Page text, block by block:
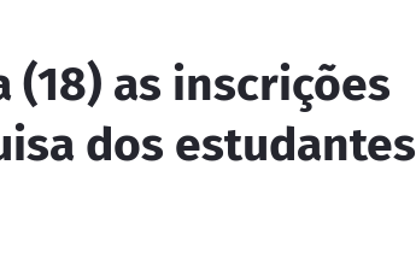
(18) as inscrições
dos estudantes